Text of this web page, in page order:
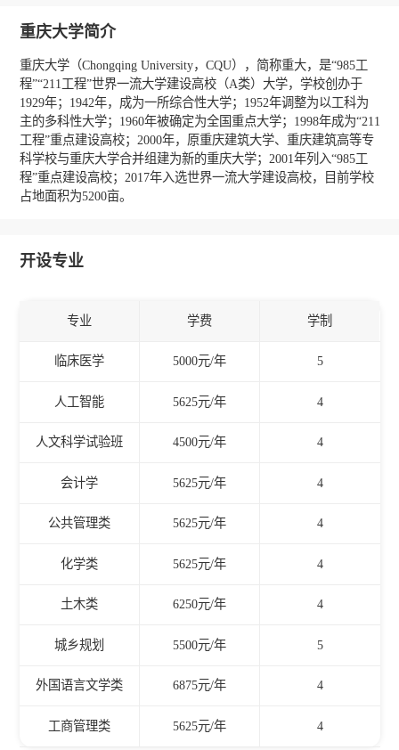
重庆大学简介
重庆大学（Chongqing University，CQU），简称重大，是“985工
程”“211工程”世界一流大学建设高校（A类）大学，学校创办于
1929年；1942年，成为一所综合性大学；1952年调整为以工科为
主的多科性大学；1960年被确定为全国重点大学；1998年成为“211
工程”重点建设高校；2000年，原重庆建筑大学、重庆建筑高等专
科学校与重庆大学合并组建为新的重庆大学；2001年列入“985工
程”重点建设高校；2017年入选世界一流大学建设高校，目前学校
占地面积为5200亩。
开设专业
专业 学费 学制
临床医学 5000元/年 5
人工智能 5625元/年 4
人文科学试验班 4500元/年 4
会计学 5625元/年 4
公共管理类 5625元/年 4
化学类 5625元/年 4
土木类 6250元/年 4
城乡规划 5500元/年 5
外国语言文学类 6875元/年 4
工商管理类 5625元/年 4